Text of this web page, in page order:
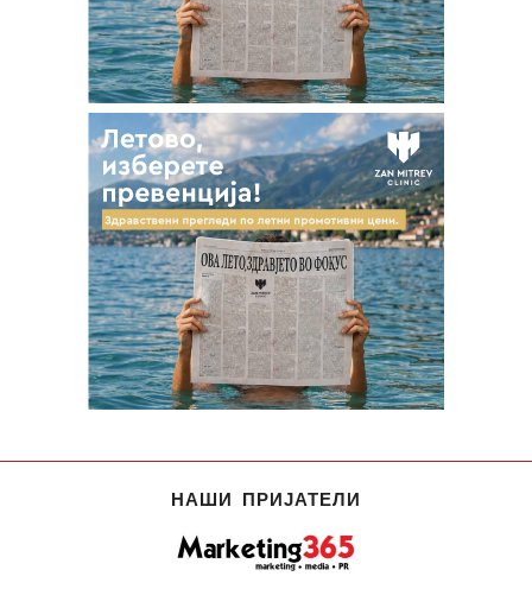
НАШИ ПРИЈАТЕЛИ